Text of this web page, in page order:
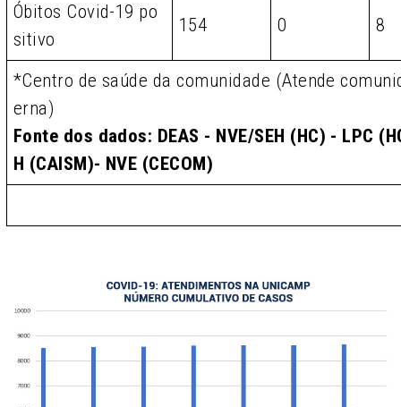
Óbitos Covid-19 po
sitivo
154 0 8
*Centro de saúde da comunidade (Atende
erna)
Fonte dos dados: DEAS - NVE/SEH (HC) - LPC
H (CAISM)- NVE (CECOM)